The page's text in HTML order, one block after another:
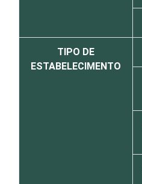
TIPO DE
ESTABELECIMENTO